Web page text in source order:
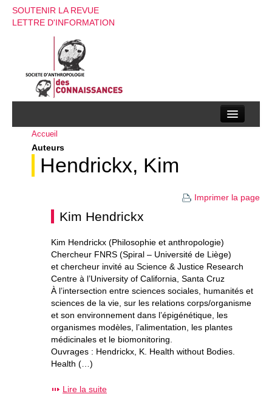
SOUTENIR LA REVUE
LETTRE D'INFORMATION
La société d’anthropologie des connaissances
La revue
Evenements
Accueil
Auteurs
Hendrickx, Kim
Imprimer la page
Kim Hendrickx
Kim Hendrickx (Philosophie et anthropologie)
Chercheur FNRS (Spiral – Université de Liège)
et chercheur invité au Science & Justice Research
Centre à l’University of California, Santa Cruz
À l’intersection entre sciences sociales, humanités et
sciences de la vie, sur les relations corps/organisme
et son environnement dans l’épigénétique, les
organismes modèles, l’alimentation, les plantes
médicinales et le biomonitoring.
Ouvrages : Hendrickx, K. Health without Bodies.
Health (…)
Lire la suite